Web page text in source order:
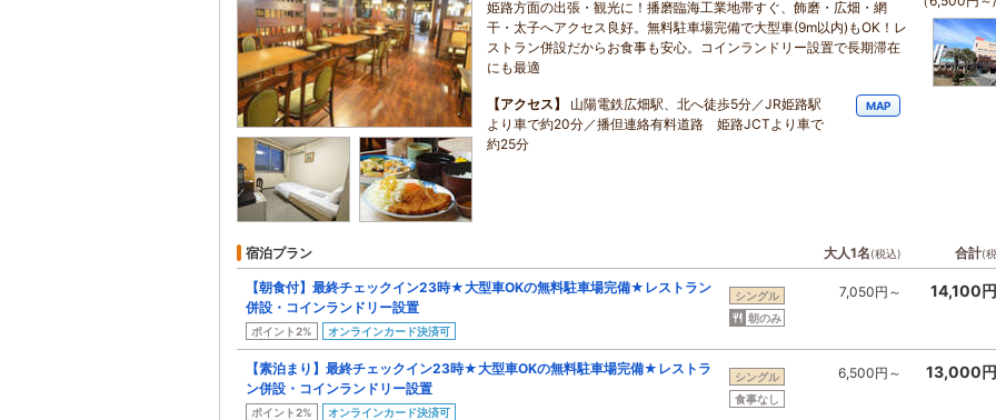
姫路方面の出張・観光に！播磨臨海工業地帯すぐ、飾磨・広畑・網
干・太子へアクセス良好。無料駐車場完備で大型車(9m以内)もOK！レ
ストラン併設だからお食事も安心。コインランドリー設置で長期滞在
にも最適
【アクセス】
山陽電鉄広畑駅、北へ徒歩5分／JR姫路駅
より車で約20分／播但連絡有料道路 姫路JCTより車で
約25分
MAP
宿泊プラン 大人1名(税込) 合計(
【朝食付】最終チェックイン23時★大型車OKの無料駐車場完備★レストラン
併設・コインランドリー設置
ポイント2% オンラインカード決済可
シングル
朝のみ
7,050円～ 14,100
【素泊まり】最終チェックイン23時★大型車OKの無料駐車場完備★レストラ
ン併設・コインランドリー設置
ポイント2% オンラインカード決済可
シングル
食事なし
6,500円～ 13,000